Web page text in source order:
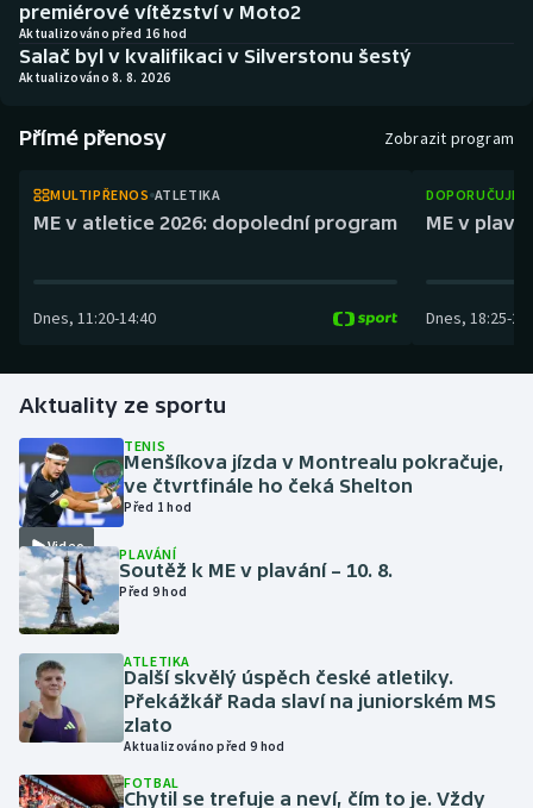
Basketbal
Boby a skeleton
Box
Cyklistika
Dostihy
Florbal
Futsal
Golf
Gymnastika
Házená
Jezdectví
Judo
Aplikace ČT sport
premiérové vítězství v Moto2
Aktualizováno před 16 hod
Salač byl v kvalifikaci v Silverstonu šestý
Aktualizováno 8. 8. 2026
Přímé přenosy Zobrazit program
MULTIPŘENOS ATLETIKA
ME v atletice 2026: dopolední program
Dnes, 11:20-14:40
ME v
Dnes, 18:25-
Aktuality ze sportu
Video
TENIS
Menšíkova jízda v Montrealu pokračuje,
ve čtvrtfinále ho čeká Shelton
Před 1 hod
PLAVÁNÍ
Soutěž k ME v plavání – 10. 8.
Před 9 hod
ATLETIKA
Další skvělý úspěch české atletiky.
Překážkář Rada slaví na juniorském MS
zlato
Aktualizováno před 9 hod
FOTBAL
Chytil se trefuje a neví, čím to je. Vždy